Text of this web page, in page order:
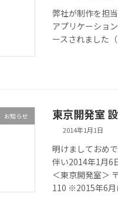
弊社が制作を担
アプリケーショ
ースされました
お知らせ 東京開発室
2014年1月1日
明けましておめ
伴い2014年1月6
＜東京開発室＞
110 ※2015年6